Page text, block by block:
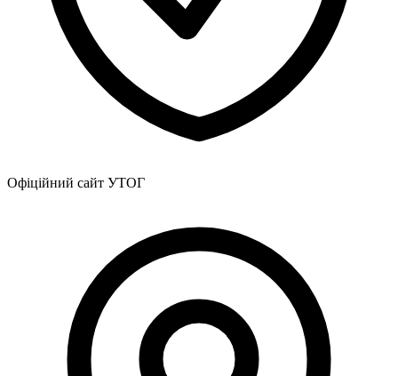
Офіційний сайт УТОГ